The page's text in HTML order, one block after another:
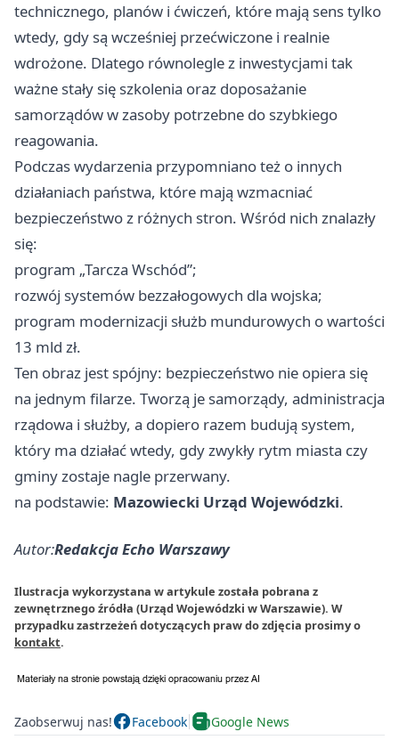
technicznego, planów i ćwiczeń, które mają sens tylko
wtedy, gdy są wcześniej przećwiczone i realnie
wdrożone. Dlatego równolegle z inwestycjami tak
ważne stały się szkolenia oraz doposażanie
samorządów w zasoby potrzebne do szybkiego
reagowania.
Podczas wydarzenia przypomniano też o innych
działaniach państwa, które mają wzmacniać
bezpieczeństwo z różnych stron. Wśród nich znalazły
się:
program „Tarcza Wschód”;
rozwój systemów bezzałogowych dla wojska;
program modernizacji służb mundurowych o wartości
13 mld zł.
Ten obraz jest spójny: bezpieczeństwo nie opiera się
na jednym filarze. Tworzą je samorządy, administracja
rządowa i służby, a dopiero razem budują system,
który ma działać wtedy, gdy zwykły rytm miasta czy
gminy zostaje nagle przerwany.
na podstawie: Mazowiecki Urząd Wojewódzki.
Autor:Redakcja Echo Warszawy
Ilustracja wykorzystana w artykule została pobrana z
zewnętrznego źródła (Urząd Wojewódzki w Warszawie). W
przypadku zastrzeżeń dotyczących praw do zdjęcia prosimy o
kontakt.
Zaobserwuj nas! Facebook Google News